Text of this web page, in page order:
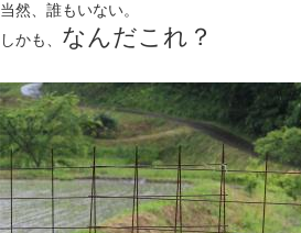
当然、誰もいない。
しかも、 なんだこれ？